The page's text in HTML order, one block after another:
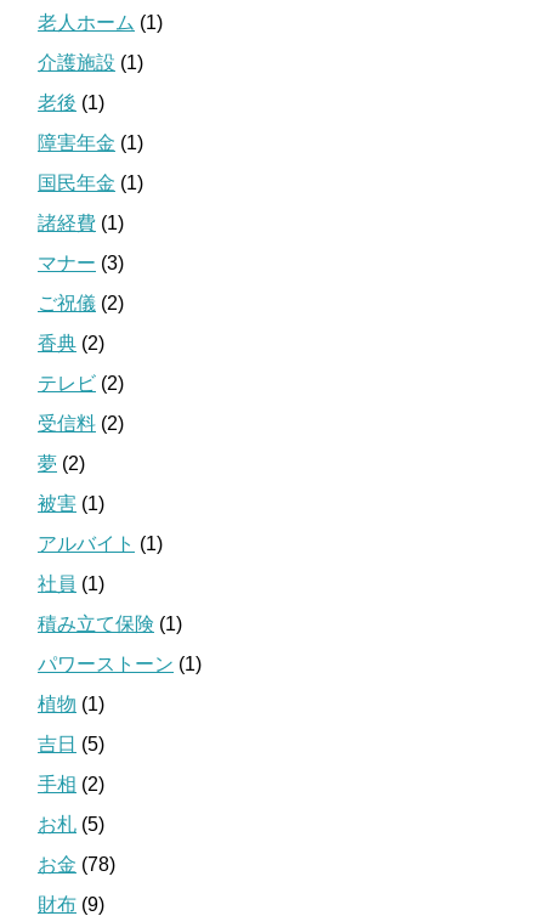
老人ホーム (1)
介護施設 (1)
老後 (1)
障害年金 (1)
国民年金 (1)
諸経費 (1)
マナー (3)
ご祝儀 (2)
香典 (2)
テレビ (2)
受信料 (2)
夢 (2)
被害 (1)
アルバイト (1)
社員 (1)
積み立て保険 (1)
パワーストーン (1)
植物 (1)
吉日 (5)
手相 (2)
お札 (5)
お金 (78)
財布 (9)